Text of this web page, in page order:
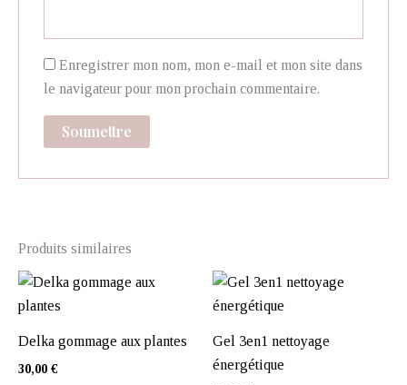
Enregistrer mon nom, mon e-mail et mon site dans
le navigateur pour mon prochain commentaire.
Produits similaires
Delka gommage aux plantes
30,00 €
Gel 3en1 nettoyage
énergétique